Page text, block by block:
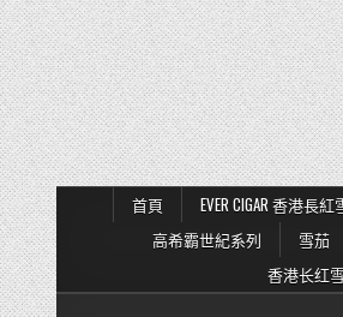
首頁 EVER CIGAR 香港長
高希霸世紀系列
雪茄
香港长红雪